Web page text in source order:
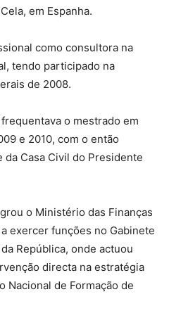
em Espanha.
como consultora na
tendo participado na
de 2008.
o mestrado em
e 2010, com o então
Casa Civil do Presidente
o Ministério das Finanças
exercer funções no Gabinete
República, onde actuou
directa na estratégia
Nacional de Formação de